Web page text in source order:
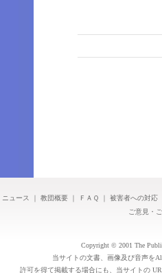
ニュース 教団概要｜ ＦＡＱ 被害者への対応
ご意見・
Copyright © 2001 The
当サイトの文書、画像及び音声を
許可を得て掲載する場合にも、当サイトの